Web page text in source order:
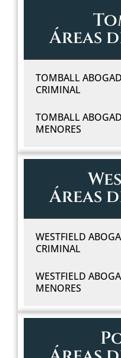
Áreas
TOMBALL
CRIMINAL
TOMBALL
MENORES
Áreas
WESTFIELD
CRIMINAL
WESTFIELD
MENORES